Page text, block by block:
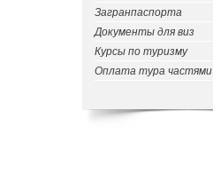
Загранпаспорта
Документы для виз
Курсы по туризму
Оплата тура частями